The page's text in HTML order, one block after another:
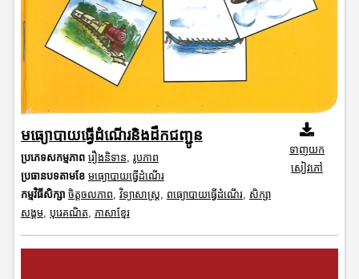
មធ្យោបាយធ្វើដំណើរនិងដឹកជញ្ជូន
ប្រភេទសកម្មភាព រឿងនិទាន រូបភាព
ប្រធានបទតាមខែ មធ្យោបាយធ្វើដំណើរ
កម្មវិធីសិក្សា ចិត្តចលភាព វិទ្យាសាស្រ្ត ពធ្យោបាយធ្វើដំណើរ, សិក្សា
សង្គម, បុរេគណិត ភាសាខ្មែរ
ទាញយក
សៀវភៅ